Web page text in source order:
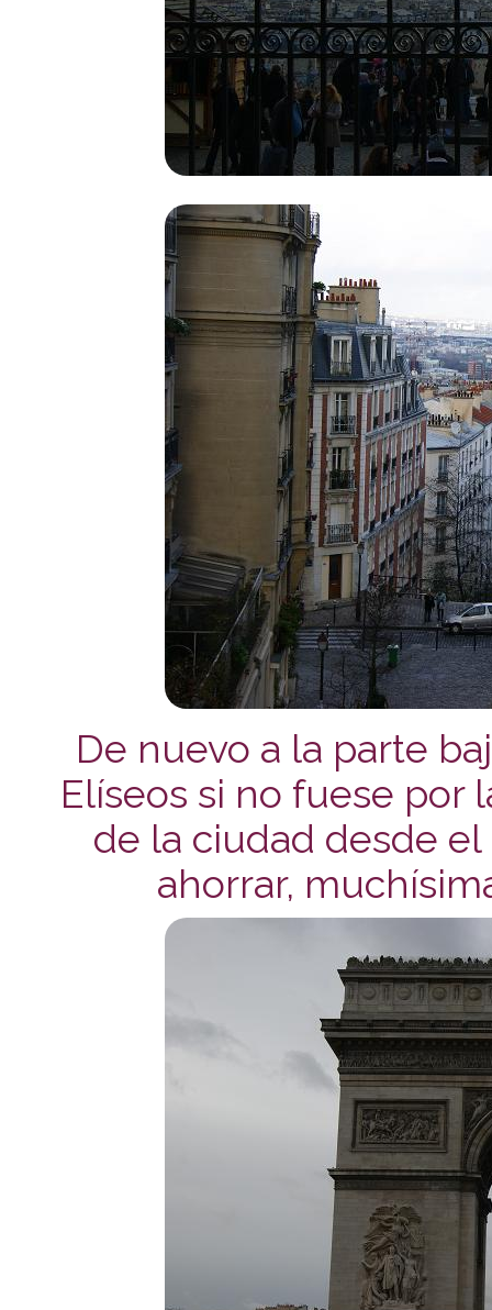
De nuevo a la parte
Elíseos si no fuese por
de la ciudad desde
ahorrar,